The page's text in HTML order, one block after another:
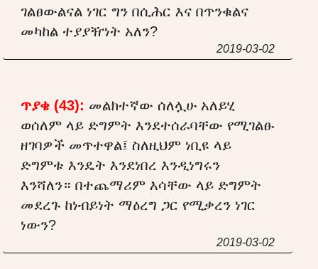
ገልፀውልናል ነገር ግን በሲሕር እና በጥንቁልና
መካከል ተያያዥነት አለን?
2019-03-02
ጥያቄ (43): መልክተኛው ሰለሏሁ አለይሂ
ወሰለም ላይ ድግምት እንደተሰራባቸው የሚገልፁ
ዘገባዎች መጥተዋል፤ ስለዚህም ነቢዩ ላይ
ድግምቱ እንዴት እንደነበረ እንዲነግሩን
እንሻለን። በተጨማሪም እሳቸው ላይ ድግምት
መደረጉ ከነብይነት ማዕረግ ጋር የሚቃረን ነገር
ነውን?
2019-03-02